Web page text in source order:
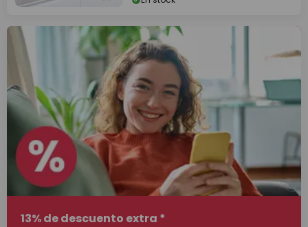
13% de descuento extra *